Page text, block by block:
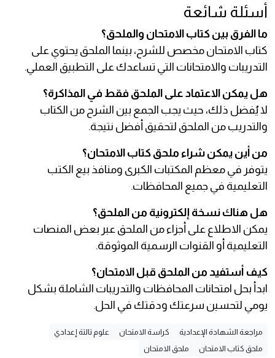
أسئلة شائعة
ما الفرق بين كتاب الامتحان والملحق؟
كتاب الامتحان مخصص للشرح، بينما الملحق يحتوي على
التدريبات والامتحانات التي تساعدك على التطبيق العملي.
هل يمكن الاعتماد على الملحق فقط في المذاكرة؟
لا يُفضل ذلك، حيث يجب الجمع بين الشرح من الكتاب
والتدريب من الملحق لتحقيق أفضل نتيجة.
من أين يمكن شراء ملحق كتاب الامتحان؟
يتوفر في معظم المكتبات الكبرى ومنافذ بيع الكتب
التعليمية في جميع المحافظات.
هل هناك نسخة إلكترونية من الملحق؟
يمكن الاطلاع على أجزاء من الملحق عبر بعض المنصات
التعليمية أو القنوات الرسمية الموثوقة.
كيف أستفيد من الملحق قبل الامتحان؟
ابدأ بحل امتحانات المحافظات والتدريبات الشاملة بشكل
يومي لتحسين سرعتك ودقتك في الحل.
مراجعة الشهادة الإعدادية كراسة الامتحان
علوم تالتة إعدادي
ملحق كتاب الامتحان
ملحق الامتحان